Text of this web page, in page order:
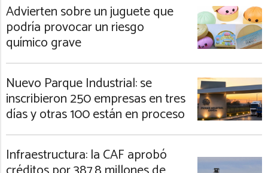
Advierten sobre un juguete que
podría provocar un riesgo
químico grave
Nuevo Parque Industrial: se
inscribieron 250 empresas en tres
días y otras 100 están en proceso
Infraestructura: la CAF aprobó